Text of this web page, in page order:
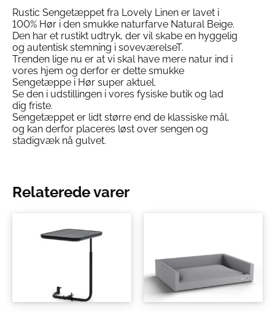
Rustic Sengetæppet fra Lovely Linen er lavet i
100% Hør i den smukke naturfarve Natural Beige.
Den har et rustikt udtryk, der vil skabe en hyggelig
og autentisk stemning i soveværelseT.
Trenden lige nu er at vi skal have mere natur ind i
vores hjem og derfor er dette smukke
Sengetæppe i Hør super aktuel.
Se den i udstillingen i vores fysiske butik og lad
dig friste.
Sengetæppet er lidt større end de klassiske mål,
og kan derfor placeres løst over sengen og
stadigvæk nå gulvet.
Relaterede varer